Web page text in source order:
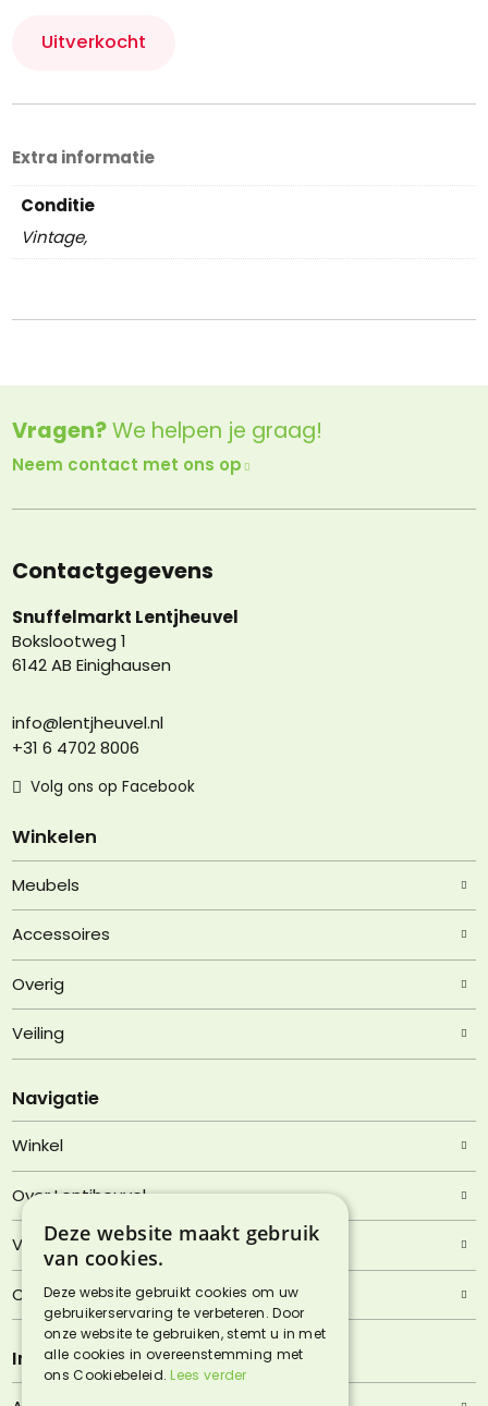
Uitverkocht
Extra informatie
Conditie
Vintage,
Vragen?We helpen je graag!
Neem contact met ons op
Contactgegevens
Snuffelmarkt Lentjheuvel
Bokslootweg 1
6142 AB Einighausen
info@lentjheuvel.nl
+31 6 4702 8006
Volg ons op Facebook
Winkelen
Meubels
Accessoires
Overig
Veiling
Navigatie
Winkel
Over Lentjheuvel
Veelgestelde vragen
Contact
Informatie
Deze website maakt gebruik
van cookies.
Deze website gebruikt cookies om uw
gebruikerservaring te verbeteren. Door
onze website te gebruiken, stemt u in met
alle cookies in overeenstemming met
ons Cookiebeleid. Lees verder